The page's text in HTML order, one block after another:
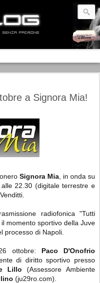
a Signora Mia!
Signora Mia , in onda su
22.30 (digitale terrestre e
radiofonica "Tutti
momento sportivo della Juve
processo di Napoli.
ottobre: Paco D'Onofrio
di diritto sportivo presso
Lillo (Assessore Ambiente
(ju29ro.com).